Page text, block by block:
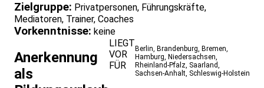
Zielgruppe: Privatpersonen, Führungskräfte,
Mediatoren, Trainer, Coaches
Vorkenntnisse: keine
Anerkennung
als
LIEGT
VOR
FÜR
Berlin, Brandenburg, Bremen,
Hamburg, Niedersachsen,
Rheinland-Pfalz, Saarland,
Sachsen-Anhalt, Schleswig-Holstein